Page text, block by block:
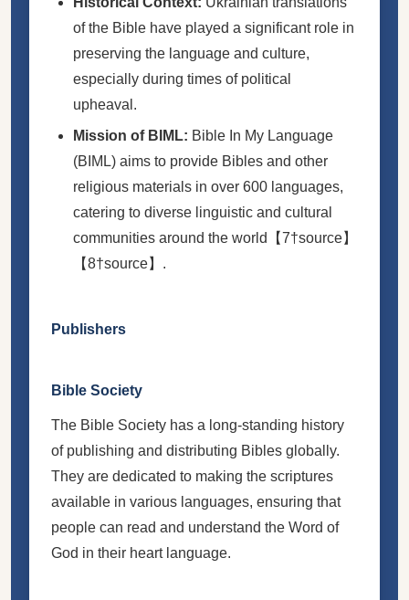
of the Bible have played a significant role in
preserving the language and culture,
especially during times of political
upheaval.
Mission of BIML: Bible In My Language
(BIML) aims to provide Bibles and other
religious materials in over 600 languages,
catering to diverse linguistic and cultural
communities around the world【7†source】
【8†source】.
Publishers
Bible Society
The Bible Society has a long-standing history
of publishing and distributing Bibles globally.
They are dedicated to making the scriptures
available in various languages, ensuring that
people can read and understand the Word of
God in their heart language.